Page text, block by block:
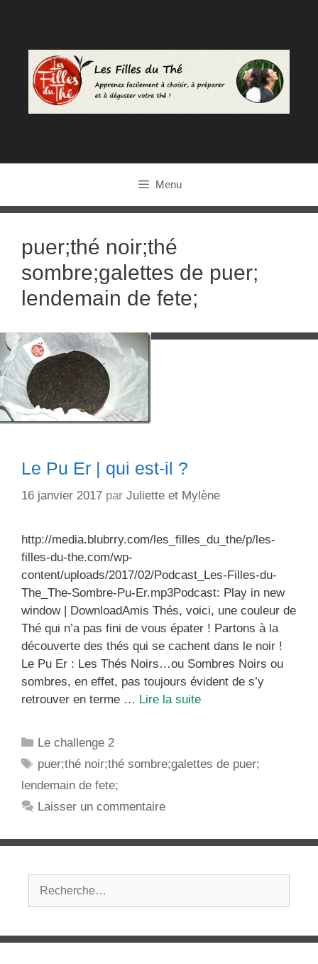
Menu
puer;thé noir;thé
sombre;galettes de puer;
lendemain de fete;
Le Pu Er | qui est-il ?
16 janvier 2017 par Juliette et Mylène
http://media.blubrry.com/les_filles_du_the/p/les-
filles-du-the.com/wp-
content/uploads/2017/02/Podcast_Les-Filles-du-
The_The-Sombre-Pu-Er.mp3Podcast: Play in new
window | DownloadAmis Thés, voici, une couleur de
Thé qui n’a pas fini de vous épater ! Partons à la
découverte des thés qui se cachent dans le noir !
Le Pu Er : Les Thés Noirs…ou Sombres Noirs ou
sombres, en effet, pas toujours évident de s’y
retrouver en terme … Lire la suiteLe
qui
Catégories
Le challenge 2
Étiquettes
puer;thé noir;thé sombre;galettes de puer;
lendemain de fete;
Laisser un commentaire